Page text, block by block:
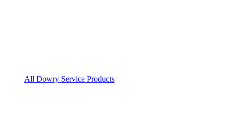
All Dowry Service Products